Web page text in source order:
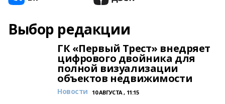
Выбор редакции
ГК «Первый Трест» внедряет
цифрового двойника для
полной визуализации
объектов недвижимости
Новости 10 АВГУСТА , 11:15